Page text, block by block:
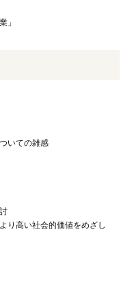
」
いての雑感
り高い社会的価値をめざし